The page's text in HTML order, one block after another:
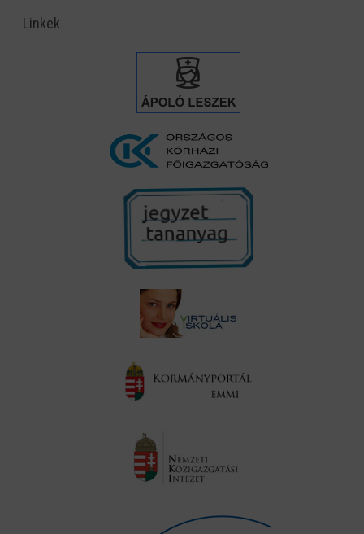
Linkek